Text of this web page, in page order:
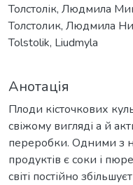
Толстолік, Людмила
Толстолик, Людмила
Tolstolik, Liudmyla
Анотація
Плоди кісточкових
свіжому вигляді а й
переробки. Одними з
продуктів є соки і
світі постійно